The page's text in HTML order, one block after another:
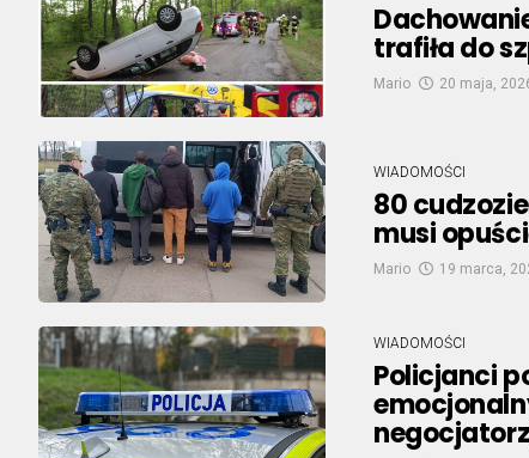
trafiła do
Mario 20 maja,
WIADOMOŚCI
80
musi
Mario 19 marca,
WIADOMOŚCI
Policjanci